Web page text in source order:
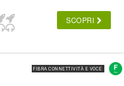
SCOPRI
FIBRA CONNETTIVITÀ E VOCE